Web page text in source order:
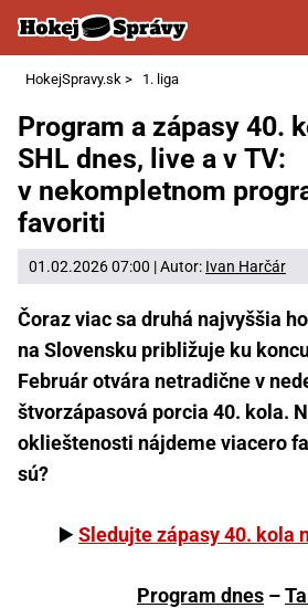
HokejSpravy.sk > 1. liga
Program a zápasy 40.
SHL dnes, live a v TV:
v nekompletnom
favoriti
01.02.2026 07:00 | Autor: Ivan Harčár
Čoraz viac sa druhá najvyššia
na Slovensku približuje ku
Február otvára netradične v
štvorzápasová porcia 40. kola.
oklieštenosti nájdeme viacero
sú?
▶️Sledujte zápasy 40. kola
Program dnes –